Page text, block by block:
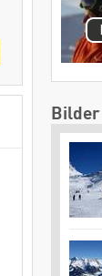
Bilder